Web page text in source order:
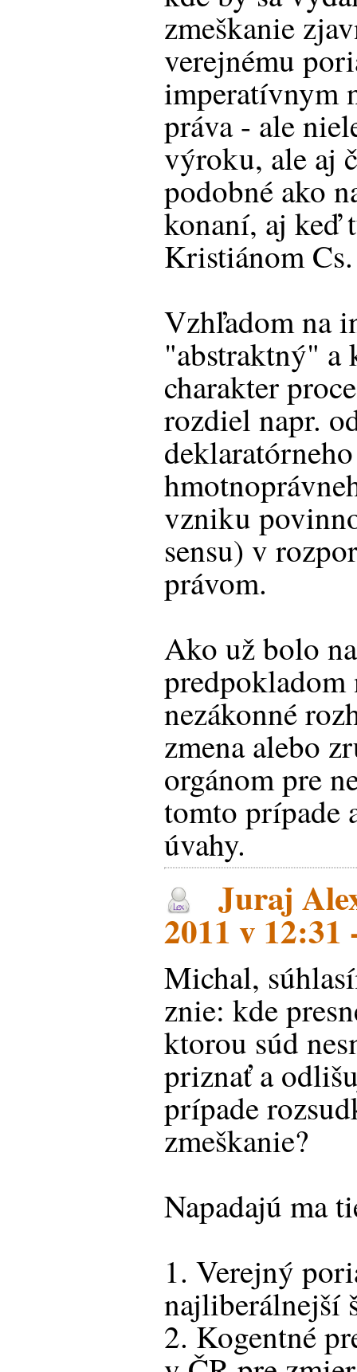
zmeškanie
verejnému
imperatívnym
práva - ale
výroku, ale aj
podobné ako
konaní, aj keď
Kristiánom
Vzhľadom na
"abstraktný"
charakter
rozdiel napr.
vzniku
sensu) v
právom.
Ako už bolo
predpokladom
nezákonné
zmena alebo
orgánom pre
tomto prípade
úvahy.
Juraj
2011 v 12:31
Michal,
znie: kde
ktorou súd
priznať a
prípade
zmeškanie?
Napadajú ma
1. Verejný
najliberálnejší
2. Kogentné